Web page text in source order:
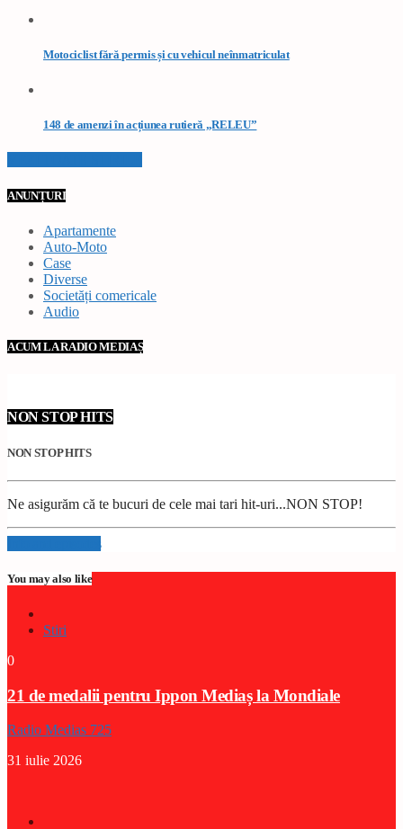
Motociclist fără permis și cu vehicul neînmatriculat
148 de amenzi în acțiunea rutieră „RELEU”
ANUNȚURI
Apartamente
Auto-Moto
Case
Diverse
Societăți comericale
Audio
ACUM LA RADIO MEDIAȘ
NON STOP HITS
NON STOP HITS
Ne asigurăm că te bucuri de cele mai tari hit-uri...NON STOP!
Info and episodes
You may also like
Stiri
0
21 de medalii pentru Ippon Mediaș la Mondiale
Radio Medias 725
31 iulie 2026